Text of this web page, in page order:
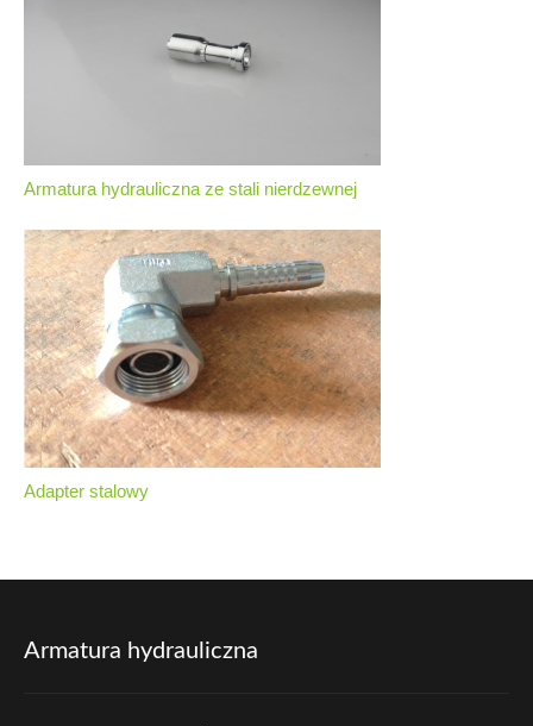
Armatura hydrauliczna ze stali nierdzewnej
Adapter stalowy
Armatura hydrauliczna